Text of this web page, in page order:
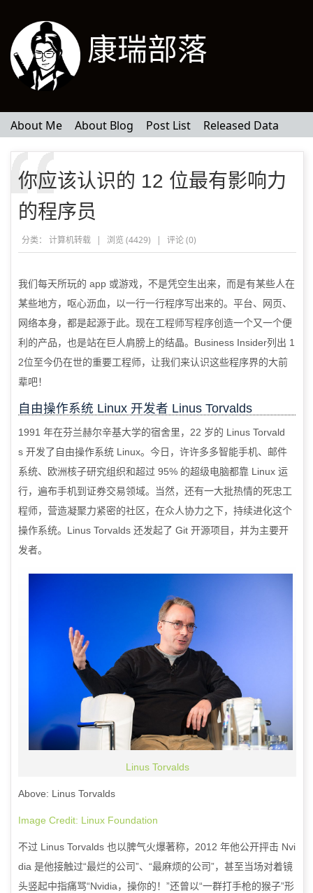
康瑞部落
About Me About Blog Post List Released Data
你应该认识的 12 位最有影响力
的程序员
分类： 计算机转载 | 浏览 (4429) | 评论 (0)
我们每天所玩的 app 或游戏，不是凭空生出来，而是有某些人在
某些地方，呕心沥血，以一行一行程序写出来的。平台、网页、
网络本身，都是起源于此。现在工程师写程序创造一个又一个便
利的产品，也是站在巨人肩膀上的结晶。 Business Insider列出 1
2位至今仍在世的重要工程师，让我们来认识这些程序界的大前
辈吧！
自由操作系统 Linux 开发者 Linus Torvalds
1991 年在芬兰赫尔辛基大学的宿舍里， 22 岁的 Linus Torvald
s 开发了自由操作系统 Linux。今日，许许多多智能手机、邮件
系统、欧洲核子研究组织和超过 95% 的超级电脑都靠 Linux 运
行，遍布手机到证券交易领域。当然，还有一大批热情的死忠工
程师，营造凝聚力紧密的社区，在众人协力之下，持续进化这个
操作系统。 Linus Torvalds 还发起了 Git 开源项目，并为主要开
发者。
Linus Torvalds
Above: Linus Torvalds
Image Credit: Linux Foundation
不过 Linus Torvalds 也以脾气火爆著称， 2012 年他公开抨击 Nvi
dia 是他接触过“最烂的公司”、“最麻烦的公司”，甚至当场对着镜
头竖起中指痛骂“Nvidia，操你的！”还曾以“一群打手枪的猴子”形